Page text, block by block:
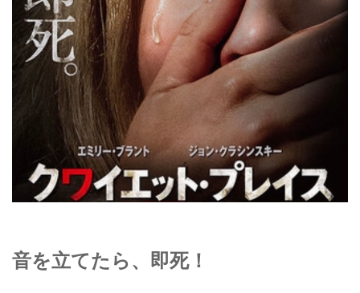
音を立てたら、即死！